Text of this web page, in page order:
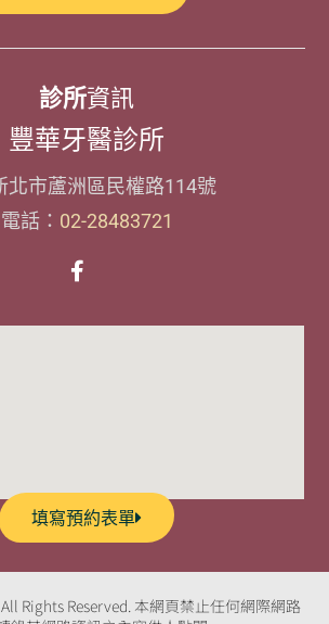
填寫預約表單
診所資訊
豐華牙醫診所
北市蘆洲區民權路114號
電話： 02-28483721
Rights Reserved. 本網頁禁止任何網際網路